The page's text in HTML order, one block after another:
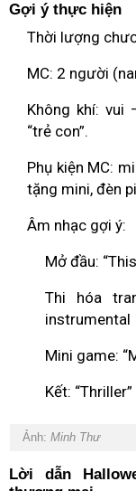
Gợi ý thực hiện
Thời lượng
MC: 2 người
Không khí: vui
“trẻ con”.
Phụ kiện MC:
tặng mini, đèn
Âm nhạc gợi ý:
Mở đầu:
Thi hóa
instrumental
Mini game:
Kết:
Ảnh: Minh Thư
Lời dẫn